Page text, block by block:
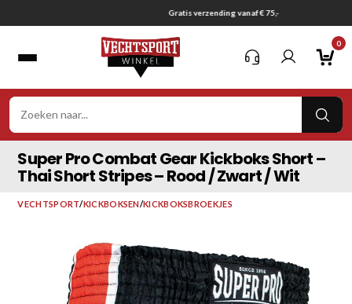
naar
Gratis verzending vanaf € 75,-
0
Super Pro Combat Gear Kickboks Short –
Thai Short Stripes – Rood / Zwart / Wit
VECHTSPORT/KICKBOKSEN/KICKBOKSBROEKJES